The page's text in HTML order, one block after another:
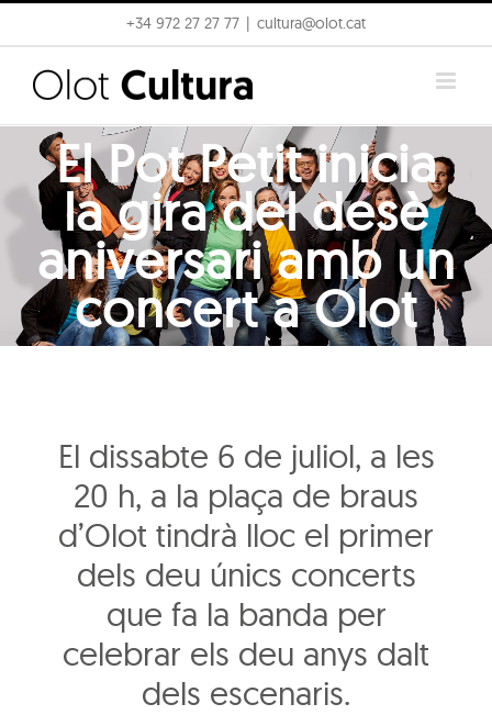
to
content
+34 972 27 27 77 cultura@olot.cat
El Pot Petit inicia
la gira del desè
aniversari amb un
concert a Olot
El dissabte 6 de juliol, a les
20 h, a la plaça de braus
d’Olot tindrà lloc el primer
dels deu únics concerts
que fa la banda per
celebrar els deu anys dalt
dels escenaris.